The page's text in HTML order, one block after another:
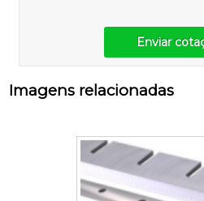
Enviar
Imagens relacionadas